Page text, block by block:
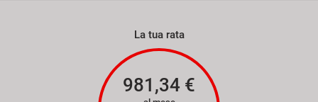
La tua rata
981,34 €